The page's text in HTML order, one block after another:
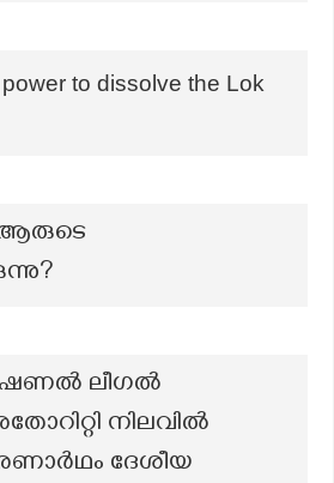
to dissolve the Lok
ആരുടെ
ലീഗൽ
നിലവിൽ
ദേശീയ